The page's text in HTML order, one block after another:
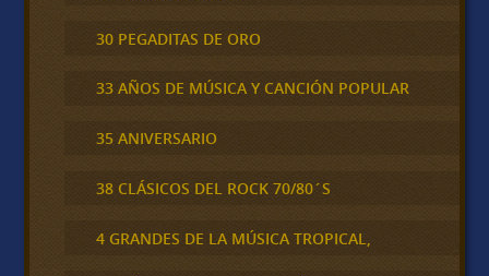
30 PEGADITAS DE ORO
33 AÑOS DE MÚSICA Y CANCIÓN POPULAR
35 ANIVERSARIO
38 CLÁSICOS DEL ROCK 70/80´S
4 GRANDES DE LA MÚSICA TROPICAL,